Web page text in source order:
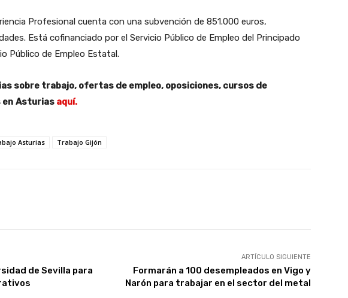
Profesional cuenta con una subvención de 851.000 euros,
Está cofinanciado por el Servicio Público de Empleo del Principado
Público de Empleo Estatal.
sobre trabajo, ofertas de empleo, oposiciones, cursos de
en Asturias aquí.
Asturias Trabajo Gijón
de Sevilla para
ARTÍCULO SIGUIENTE
Formarán a 100 desempleados en Vigo y
Narón para trabajar en el sector del metal